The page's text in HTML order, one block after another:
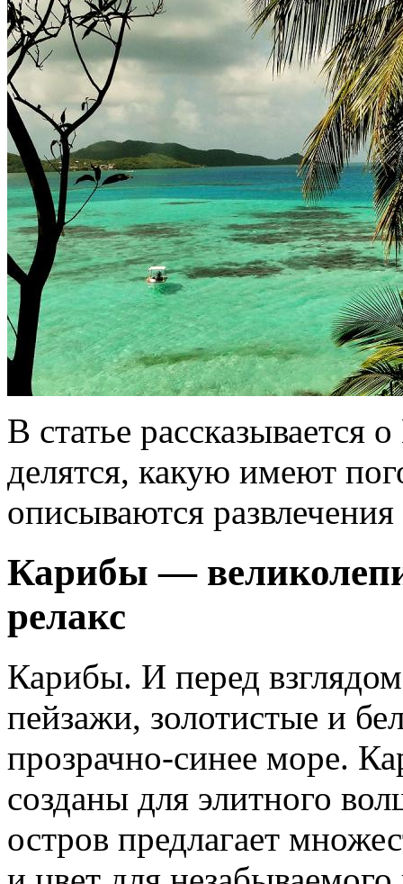
В статье рассказывается
делятся, какую имеют
описываются
Карибы —
релакс
Карибы. И перед
пейзажи, золотистые и
прозрачно-синее море.
созданы для элитного
остров предлагает